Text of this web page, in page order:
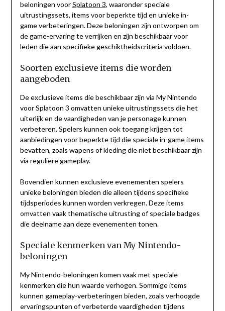
beloningen voorSplatoon 3, waaronder speciale
uitrustingssets, items voor beperkte tijd en unieke in-
game verbeteringen. Deze beloningen zijn ontworpen om
de game-ervaring te verrijken en zijn beschikbaar voor
leden die aan specifieke geschiktheidscriteria voldoen.
Soorten exclusieve items die worden
aangeboden
De exclusieve items die beschikbaar zijn via My Nintendo
voor Splatoon 3 omvatten unieke uitrustingssets die het
uiterlijk en de vaardigheden van je personage kunnen
verbeteren. Spelers kunnen ook toegang krijgen tot
aanbiedingen voor beperkte tijd die speciale in-game items
bevatten, zoals wapens of kleding die niet beschikbaar zijn
via reguliere gameplay.
Bovendien kunnen exclusieve evenementen spelers
unieke beloningen bieden die alleen tijdens specifieke
tijdsperiodes kunnen worden verkregen. Deze items
omvatten vaak thematische uitrusting of speciale badges
die deelname aan deze evenementen tonen.
Speciale kenmerken van My Nintendo-
beloningen
My Nintendo-beloningen komen vaak met speciale
kenmerken die hun waarde verhogen. Sommige items
kunnen gameplay-verbeteringen bieden, zoals verhoogde
ervaringspunten of verbeterde vaardigheden tijdens